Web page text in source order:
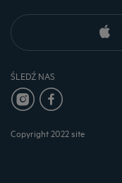
ŚLEDŹ NAS
Copyright 2022 site